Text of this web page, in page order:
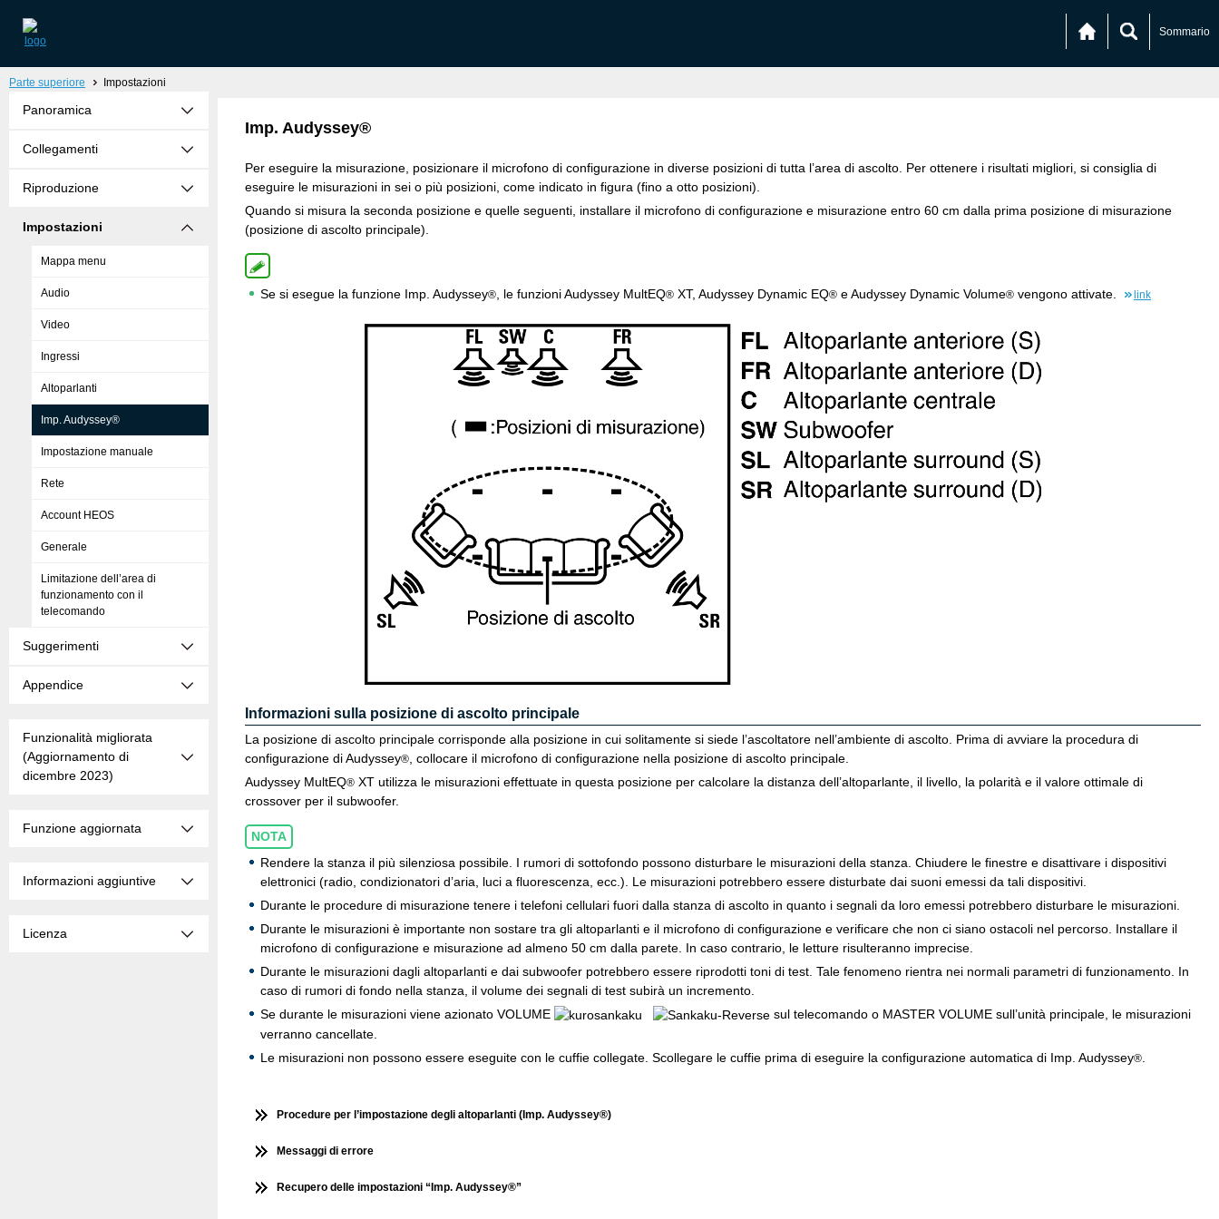
Sommario
Parte superiore Impostazioni
Panoramica
Collegamenti
Riproduzione
Impostazioni
Mappa menu
Audio
Video
Ingressi
Altoparlanti
Imp. Audyssey®
Impostazione manuale
Rete
Account HEOS
Generale
Limitazione dell’area di
funzionamento con il
telecomando
Suggerimenti
Appendice
Funzionalità migliorata
(Aggiornamento di
dicembre 2023)
Funzione aggiornata
Informazioni aggiuntive
Licenza
Imp. Audyssey®
Per eseguire la misurazione, posizionare il microfono di configurazione in diverse posizioni di tutta l’area di ascolto. Per ottenere i risultati migliori, si consiglia di
eseguire le misurazioni in sei o più posizioni, come indicato in figura (fino a otto posizioni).
Quando si misura la seconda posizione e quelle seguenti, installare il microfono di configurazione e misurazione entro 60 cm dalla prima posizione di misurazione
(posizione di ascolto principale).
Se si esegue la funzione Imp. Audyssey® , le funzioni Audyssey MultEQ® XT, Audyssey Dynamic EQ® e Audyssey Dynamic Volume® vengono attivate. link
Informazioni sulla posizione di ascolto principale
La posizione di ascolto principale corrisponde alla posizione in cui solitamente si siede l’ascoltatore nell’ambiente di ascolto. Prima di avviare la procedura di
configurazione di Audyssey®, collocare il microfono di configurazione nella posizione di ascolto principale.
Audyssey MultEQ® XT utilizza le misurazioni effettuate in questa posizione per calcolare la distanza dell’altoparlante, il livello, la polarità e il valore ottimale di
crossover per il subwoofer.
NOTA
Rendere la stanza il più silenziosa possibile. I rumori di sottofondo possono disturbare le misurazioni della stanza. Chiudere le finestre e disattivare i dispositivi
elettronici (radio, condizionatori d’aria, luci a fluorescenza, ecc.). Le misurazioni potrebbero essere disturbate dai suoni emessi da tali dispositivi.
Durante le procedure di misurazione tenere i telefoni cellulari fuori dalla stanza di ascolto in quanto i segnali da loro emessi potrebbero disturbare le misurazioni.
Durante le misurazioni è importante non sostare tra gli altoparlanti e il microfono di configurazione e verificare che non ci siano ostacoli nel percorso. Installare il
microfono di configurazione e misurazione ad almeno 50 cm dalla parete. In caso contrario, le letture risulteranno imprecise.
Durante le misurazioni dagli altoparlanti e dai subwoofer potrebbero essere riprodotti toni di test. Tale fenomeno rientra nei normali parametri di funzionamento. In
caso di rumori di fondo nella stanza, il volume dei segnali di test subirà un incremento.
Se durante le misurazioni viene azionato VOLUME
sul telecomando o MASTER VOLUME sull’unità principale, le misurazioni
verranno cancellate.
Le misurazioni non possono essere eseguite con le cuffie collegate. Scollegare le cuffie prima di eseguire la configurazione automatica di Imp. Audyssey®
Procedure per l’impostazione degli altoparlanti (Imp. Audyssey®)
Messaggi di errore
Recupero delle impostazioni “Imp. Audyssey®”